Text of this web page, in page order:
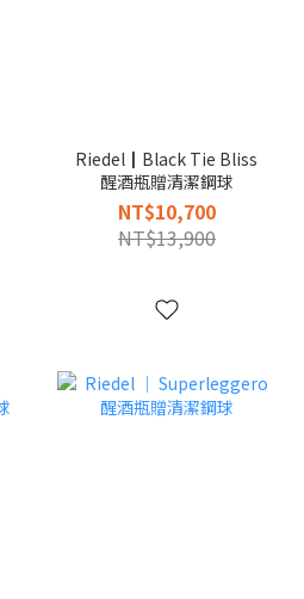
Riedel┃Black Tie Bliss
醒酒瓶贈清潔鋼球
NT$10,700
NT$13,900